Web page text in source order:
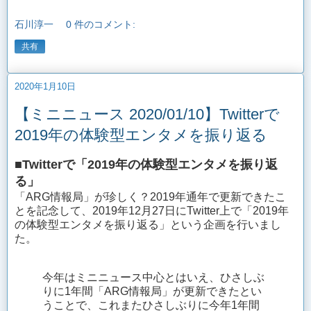
石川淳一 0 件のコメント:
共有
2020年1月10日
【ミニニュース 2020/01/10】Twitterで
2019年の体験型エンタメを振り返る
■Twitterで「2019年の体験型エンタメを振り返
る」
「ARG情報局」が珍しく？2019年通年で更新できたこ
とを記念して、2019年12月27日にTwitter上で「2019年
の体験型エンタメを振り返る」という企画を行いまし
た。
今年はミニニュース中心とはいえ、ひさしぶ
りに1年間「ARG情報局」が更新できたとい
うことで、これまたひさしぶりに今年1年間